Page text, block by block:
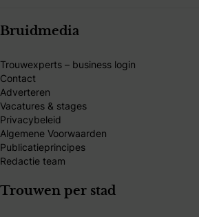
Bruidmedia
Trouwexperts – business login
Contact
Adverteren
Vacatures & stages
Privacybeleid
Algemene Voorwaarden
Publicatieprincipes
Redactie team
Trouwen per stad